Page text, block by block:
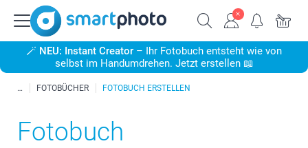
🪄 NEU: Instant Creator – Ihr Fotobuch entsteht wie von
selbst im Handumdrehen. Jetzt erstellen 📖
FOTOBÜCHER FOTOBUCH ERSTELLEN
Fotobuch